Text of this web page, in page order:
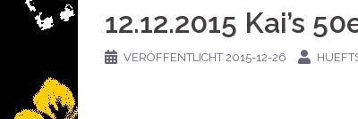
12.12.2015 Kai’s
VERÖFFENTLICHT2015-12-26